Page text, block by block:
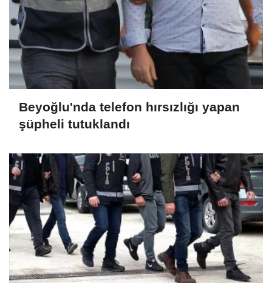
Beyoğlu'nda telefon hırsızlığı yapan
şüpheli tutuklandı